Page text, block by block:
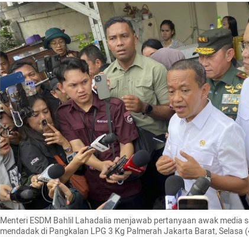
Menteri ESDM Bahlil Lahadalia menjawab pertanyaan awak media
mendadak di Pangkalan LPG 3 Kg Palmerah Jakarta Barat,